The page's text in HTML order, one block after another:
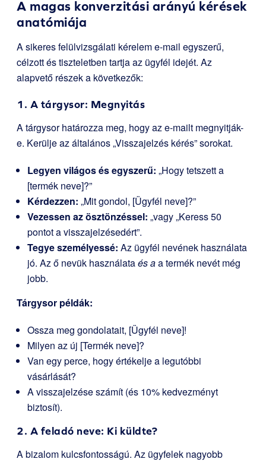
A magas konverzitási arányú kérések
anatómiája
A sikeres felülvizsgálati kérelem e-mail egyszerű,
célzott és tiszteletben tartja az ügyfél idejét. Az
alapvető részek a következők:
1. A tárgysor: Megnyitás
A tárgysor határozza meg, hogy az e-mailt megnyitják-
e. Kerülje az általános „Visszajelzés kérés” sorokat.
Legyen világos és egyszerű: „Hogy tetszett a
[termék neve]?”
Kérdezzen: „Mit gondol, [Ügyfél neve]?”
Vezessen az ösztönzéssel: „vagy „Keress 50
pontot a visszajelzésedért”.
Tegye személyessé: Az ügyfél nevének használata
jó. Az ő nevük használataés aa termék nevét még
jobb.
Tárgysor példák:
Ossza meg gondolatait, [Ügyfél neve]!
Milyen az új [Termék neve]?
Van egy perce, hogy értékelje a legutóbbi
vásárlását?
A visszajelzése számít (és 10% kedvezményt
biztosít).
2. A feladó neve: Ki küldte?
A bizalom kulcsfontosságú. Az ügyfelek nagyobb